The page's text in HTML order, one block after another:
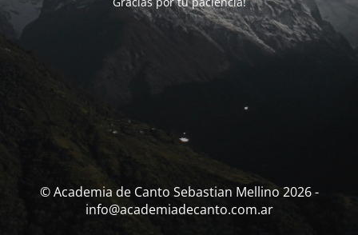
© Academia de Canto Sebastian Mellino 2026 -
info@academiadecanto.com.ar